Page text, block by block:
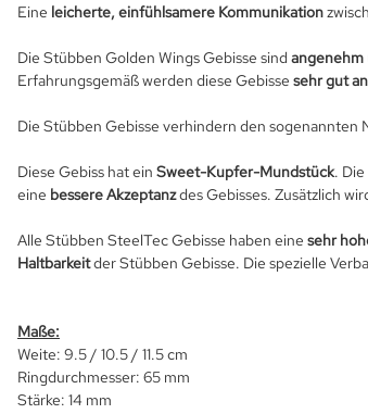
Eine leicherte, einfühlsamere Kommunikation
Die Stübben Golden Wings Gebisse sind
Erfahrungsgemäß werden diese Gebisse sehr gut
Die Stübben Gebisse verhindern den sogenannten
Diese Gebiss hat ein Sweet-Kupfer-Mundstück.
eine bessere Akzeptanzdes Gebisses. Zusätzlich
Alle Stübben SteelTec Gebisse haben eine sehr
Haltbarkeitder Stübben Gebisse. Die spezielle
Maße:
Weite: 9.5 / 10.5 / 11.5 cm
Ringdurchmesser: 65 mm
Stärke: 14 mm